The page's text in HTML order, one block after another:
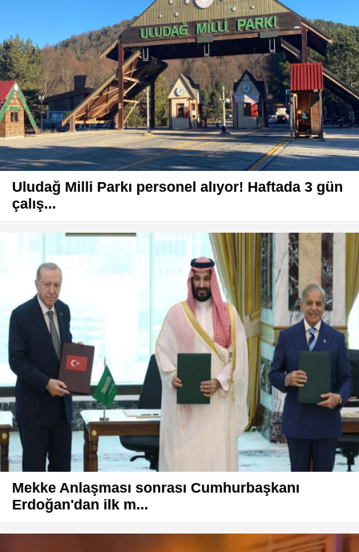
Uludağ Milli Parkı personel alıyor! Haftada 3 gün
çalış...
Mekke Anlaşması sonrası Cumhurbaşkanı
Erdoğan'dan ilk m...